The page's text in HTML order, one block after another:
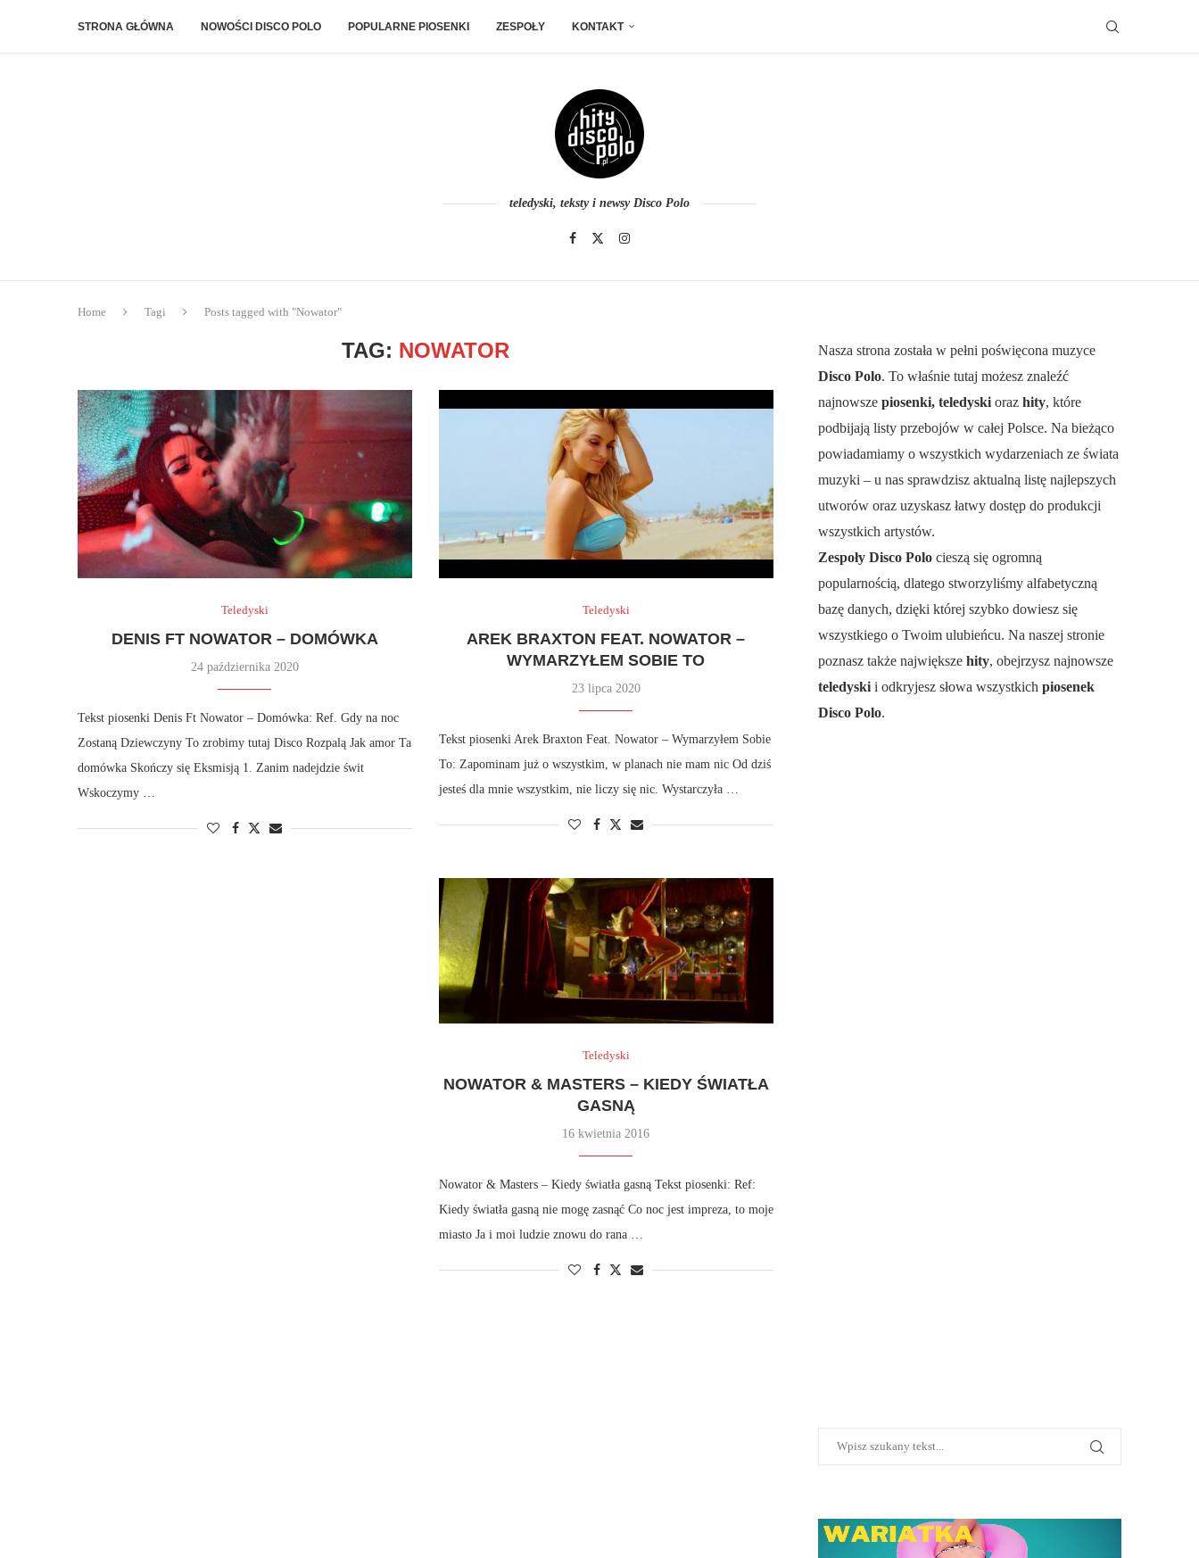
STRONA GŁÓWNA NOWOŚCI DISCO POLO POPULARNE PIOSENKI ZESPOŁY KONTAKT
teledyski, teksty i newsy Disco Polo
Home Tagi Posts tagged with "Nowator"
TAG: NOWATOR
Teledyski
DENIS FT NOWATOR – DOMÓWKA
24 października 2020
Tekst piosenki Denis Ft Nowator – Domówka: Ref. Gdy na noc
Zostaną Dziewczyny To zrobimy tutaj Disco Rozpalą Jak amor Ta
domówka Skończy się Eksmisją 1. Zanim nadejdzie świt
Wskoczymy …
Teledyski
AREK BRAXTON FEAT. NOWATOR –
WYMARZYŁEM SOBIE TO
23 lipca 2020
Tekst piosenki Arek Braxton Feat. Nowator – Wymarzyłem Sobie
To: Zapominam już o wszystkim, w planach nie mam nic Od dziś
jesteś dla mnie wszystkim, nie liczy się nic. Wystarczyła …
Teledyski
NOWATOR & MASTERS – KIEDY ŚWIATŁA
GASNĄ
16 kwietnia 2016
Nowator & Masters – Kiedy światła gasną Tekst piosenki: Ref:
Kiedy światła gasną nie mogę zasnąć Co noc jest impreza, to moje
miasto Ja i moi ludzie znowu do rana …
Nasza strona została w pełni poświęcona muzyce
Disco Polo. To właśnie tutaj możesz znaleźć
najnowsze piosenki, teledyski oraz hity, które
podbijają listy przebojów w całej Polsce. Na bieżąco
powiadamiamy o wszystkich wydarzeniach ze świata
muzyki – u nas sprawdzisz aktualną listę najlepszych
utworów oraz uzyskasz łatwy dostęp do produkcji
wszystkich artystów.
Zespoły Disco Polo cieszą się ogromną
popularnością, dlatego stworzyliśmy alfabetyczną
bazę danych, dzięki której szybko dowiesz się
wszystkiego o Twoim ulubieńcu. Na naszej stronie
poznasz także największe hity, obejrzysz najnowsze
teledyski i odkryjesz słowa wszystkich piosenek
Disco Polo.